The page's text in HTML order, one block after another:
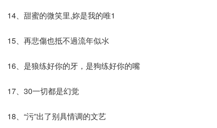
14、甜蜜的微笑里,妳是我的唯1
15、再悲傷也抵不過流年似氺
16、是狼练好你的牙，是狗练好你的嘴
17、30一切都是幻觉
18、“污”出了别具情调的文艺